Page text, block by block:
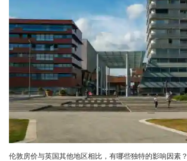
伦敦房价与英国其他地区相比，有哪些独特的影响因素？